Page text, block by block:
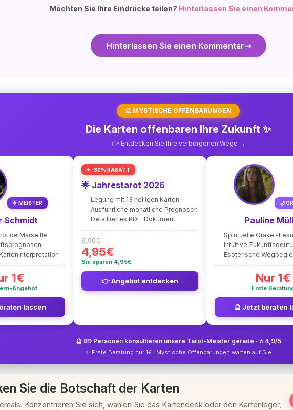
Möchten Sie Ihre Eindrücke teilen? Hinterlassen Sie einen
Hinterlassen Sie einen Kommentar
🔮 MYSTISCHE OFFENBARUNGEN
Die Karten offenbaren Ihre Zukunft ✨
👉 Entdecken Sie Ihre verborgenen Wege →
🌟 MEISTER
Schmidt
de Marseille
1€
Angebot
lassen
⭐ -30% RABATT
🌟 Jahrestarot 2026
Legung mit 13 heiligen Karten
Ausführliche monatliche Prognosen
Detailliertes PDF-Dokument
9,90€
4,95€
Sie sparen 4,95€
👉 Angebot entdecken
🌙
Pauline
Spirituelle Orakel-
Intuitive
Esoterische
Nur 1€
Erste
🔮 Jetzt beraten
🔮 89 Personen konsultieren unsere Tarot-Meister gerade · ⭐ 4,9/5
✨ Erste Beratung nur 1€ · Mystische Offenbarungen warten auf Sie
Sie die Botschaft der Karten
Konzentrieren Sie sich, wählen Sie das Kartendeck oder den Kartenleger,